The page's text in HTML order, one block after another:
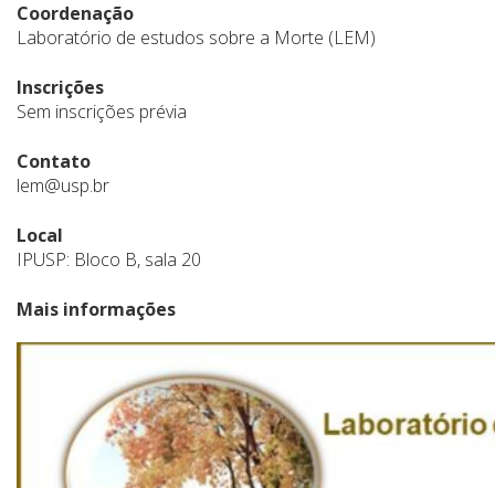
Coordenação
Laboratório de estudos sobre a Morte (LEM)
Inscrições
Sem inscrições prévia
Contato
lem@usp.br
Local
IPUSP: Bloco B, sala 20
Mais informações